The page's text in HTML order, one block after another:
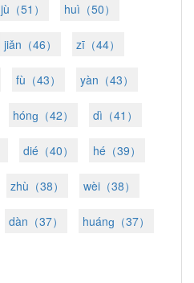
jù（51） huì（50）
jiǎn（46） zī（44）
fù（43） yàn（43）
hónɡ（42） dì（41）
dié（40） hé（39）
zhù（38） wèi（38）
dàn（37） huánɡ（37）